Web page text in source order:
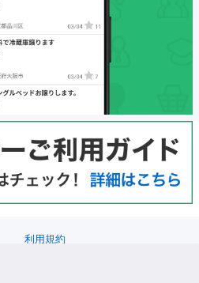
利用規約